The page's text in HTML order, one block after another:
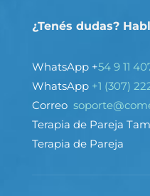
¿Tenés dudas?
WhatsApp +54 9 11
WhatsApp +1 (307)
Correo
Terapia de Pareja
Terapia de Pareja